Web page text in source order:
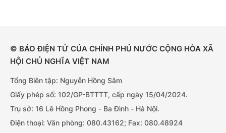
© BÁO ĐIỆN TỬ CỦA CHÍNH PHỦ NƯỚC CỘNG HÒA XÃ
HỘI CHỦ NGHĨA VIỆT NAM
Tổng Biên tập: Nguyễn Hồng Sâm
Giấy phép số: 102/GP-BTTTT, cấp ngày 15/04/2024.
Trụ sở: 16 Lê Hồng Phong - Ba Đình - Hà Nội.
Điện thoại: Văn phòng: 080.43162; Fax: 080.48924